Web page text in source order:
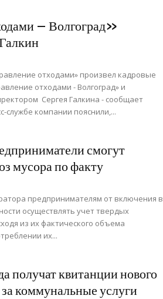
– Волгоград»
отходами» произвел кадровые
отходами - Волгоград» и
Сергея Галкина - сообщает
службе компании пояснили,...
смогут
мусора по факту
предпринимателям от включения в
осуществлять учет твердых
из их фактического объема
их...
получат квитанции нового
коммунальные услуги